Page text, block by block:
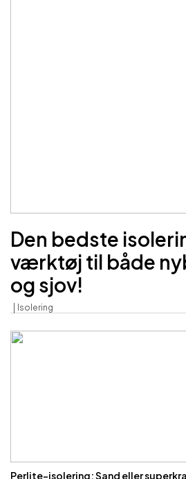
Den bedste
værktøj til både
og sjov!
Isolering
Perlite-isolering: Sand eller